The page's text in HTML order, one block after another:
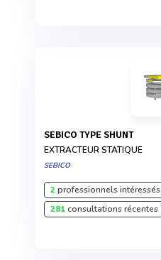
SEBICO TYPE SHUNT
EXTRACTEUR STATIQUE
SEBICO
2professionnels intéressés
281consultations récentes